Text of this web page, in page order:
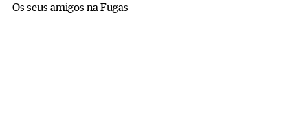
Os seus amigos na Fugas